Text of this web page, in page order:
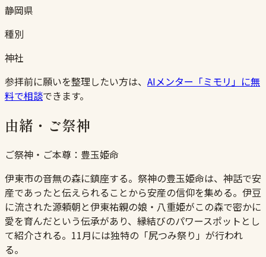
静岡県
種別
神社
参拝前に願いを整理したい方は、 AIメンター「ミモリ」に無
料で相談できます。
由緒・ご祭神
ご祭神・ご本尊： 豊玉姫命
伊東市の音無の森に鎮座する。祭神の豊玉姫命は、神話で安
産であったと伝えられることから安産の信仰を集める。伊豆
に流された源頼朝と伊東祐親の娘・八重姫がこの森で密かに
愛を育んだという伝承があり、縁結びのパワースポットとし
て紹介される。11月には独特の「尻つみ祭り」が行われ
る。